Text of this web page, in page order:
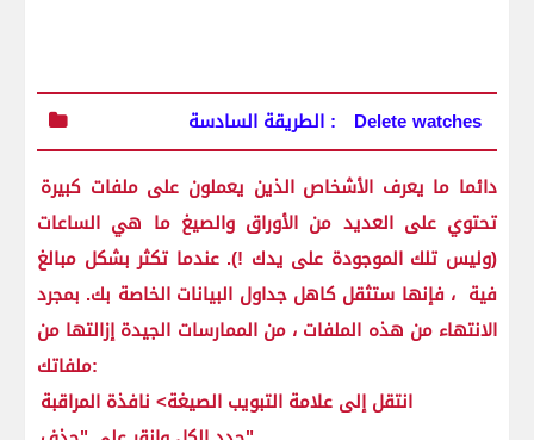
الطريقة السادسة : Delete watches
دائما ما يعرف الأشخاص الذين يعملون على ملفات كبيرة
تحتوي على العديد من الأوراق والصيغ ما هي الساعات
(وليس تلك الموجودة على يدك !). عندما تكثر بشكل مبالغ
فية ، فإنها ستثقل كاهل جداول البيانات الخاصة بك. بمجرد
الانتهاء من هذه الملفات ، من الممارسات الجيدة إزالتها من
ملفاتك:
انتقل إلى علامة التبويب الصيغة> نافذة المراقبة